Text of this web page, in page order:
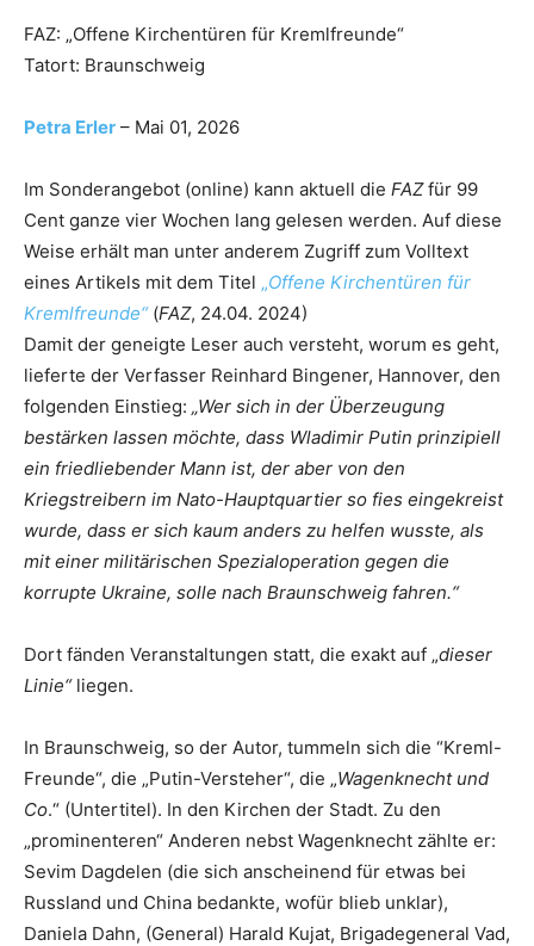
FAZ: „Offene Kirchentüren für Kremlfreunde“
Tatort: Braunschweig
Petra Erler – Mai 01, 2026
Im Sonderangebot (online) kann aktuell die FAZfür 99
Cent ganze vier Wochen lang gelesen werden. Auf diese
Weise erhält man unter anderem Zugriff zum Volltext
eines Artikels mit dem Titel „Offene Kirchentüren für
Kremlfreunde“ (FAZ, 24.04. 2024)
Damit der geneigte Leser auch versteht, worum es geht,
lieferte der Verfasser Reinhard Bingener, Hannover, den
folgenden Einstieg: „Wer sich in der Überzeugung
bestärken lassen möchte, dass Wladimir Putin prinzipiell
ein friedliebender Mann ist, der aber von den
Kriegstreibern im Nato-Hauptquartier so fies eingekreist
wurde, dass er sich kaum anders zu helfen wusste, als
mit einer militärischen Spezialoperation gegen die
korrupte Ukraine, solle nach Braunschweig fahren.“
Dort fänden Veranstaltungen statt, die exakt auf „dieser
Linie“ liegen.
In Braunschweig, so der Autor, tummeln sich die “Kreml-
Freunde“, die „Putin-Versteher“, die „Wagenknecht und
Co.“ (Untertitel). In den Kirchen der Stadt. Zu den
„prominenteren“ Anderen nebst Wagenknecht zählte er:
Sevim Dagdelen (die sich anscheinend für etwas bei
Russland und China bedankte, wofür blieb unklar),
Daniela Dahn, (General) Harald Kujat, Brigadegeneral Vad,